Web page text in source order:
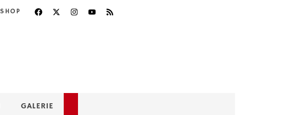
GALERIE